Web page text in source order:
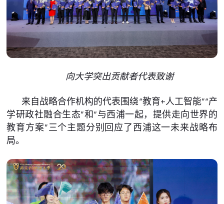
向大学突出贡献者代表致谢
来自战略合作机构的代表围绕“教育+人工智能”“产
学研政社融合生态”和“与西浦一起，提供走向世界的
教育方案”三个主题分别回应了西浦这一未来战略布
局。